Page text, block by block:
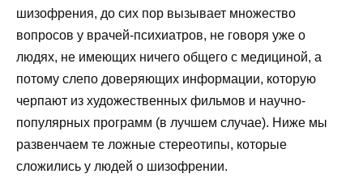
шизофрения, до сих пор вызывает множество
вопросов у врачей-психиатров, не говоря уже о
людях, не имеющих ничего общего с медициной, а
потому слепо доверяющих информации, которую
черпают из художественных фильмов и научно-
популярных программ (в лучшем случае). Ниже мы
развенчаем те ложные стереотипы, которые
сложились у людей о шизофрении.